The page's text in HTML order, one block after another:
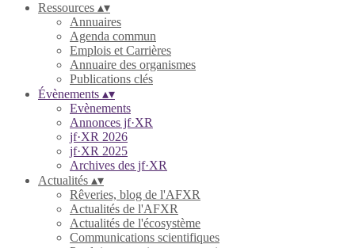
Ressources ▴▾
Annuaires
Agenda commun
Emplois et Carrières
Annuaire des organismes
Publications clés
Évènements ▴▾
Evènements
Annonces jf·XR
jf·XR 2026
jf·XR 2025
Archives des jf·XR
Actualités ▴▾
Rêveries, blog de l'AFXR
Actualités de l'AFXR
Actualités de l'écosystème
Communications scientifiques